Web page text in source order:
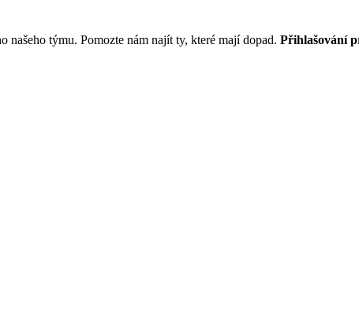
našeho týmu. Pomozte nám najít ty, které mají dopad. Přihlašování